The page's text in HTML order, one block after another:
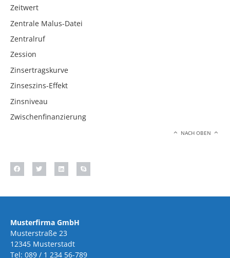
Zeitwert
Zentrale Malus-Datei
Zentralruf
Zession
Zinsertragskurve
Zinseszins-Effekt
Zinsniveau
Zwischenfinanzierung
NACH OBEN
Musterfirma GmbH
Musterstraße 23
12345 Musterstadt
Tel: 089 / 1 234 56-789